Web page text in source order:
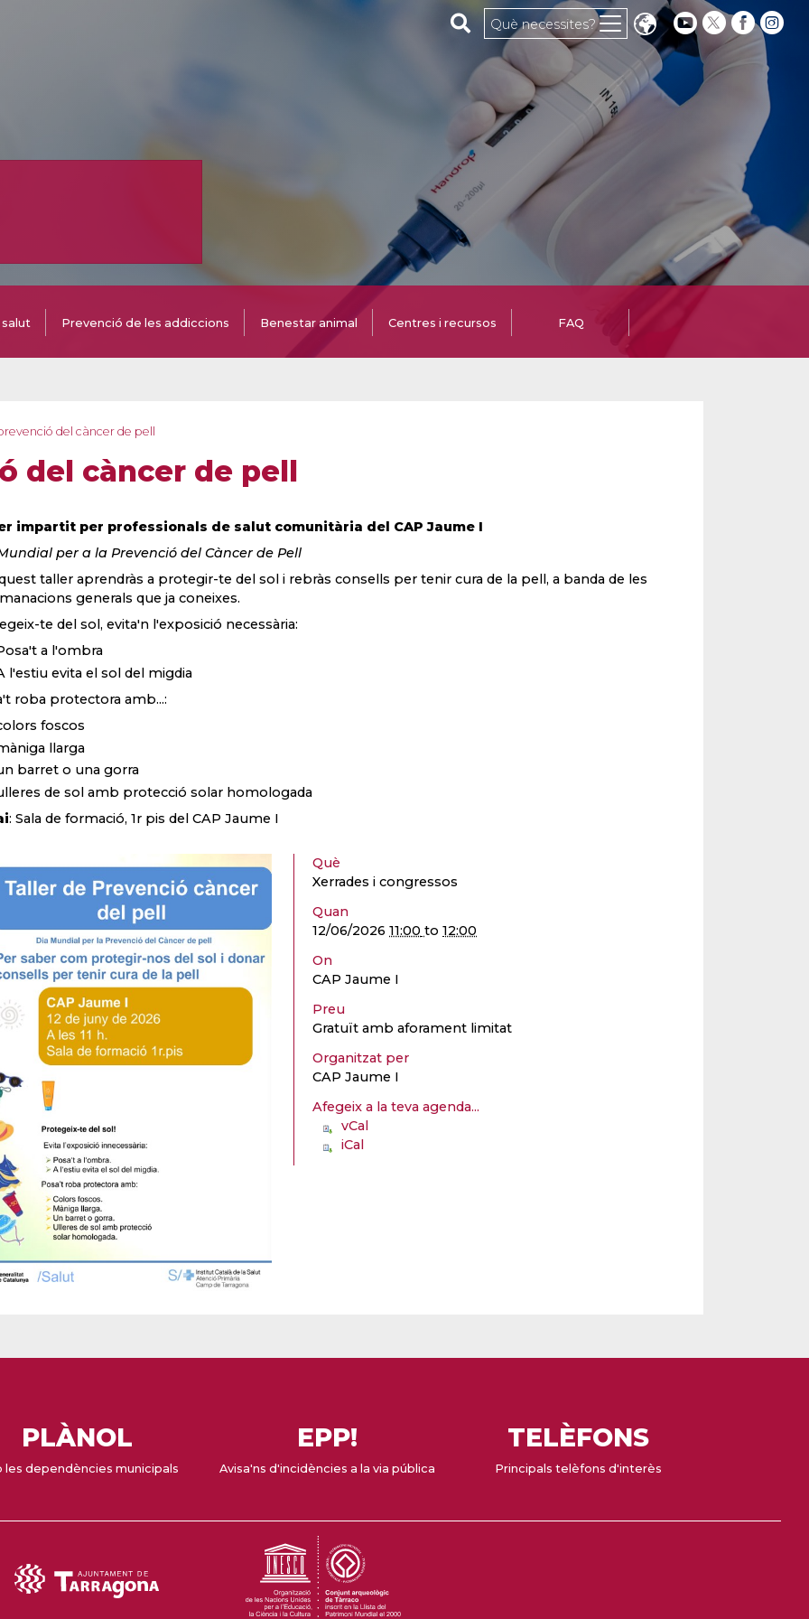
Cerca al web
Què necessites?
Prevenció de les addiccions Benestar animal Centres i recursos FAQ
del càncer de pell
del càncer de pell
impartit per professionals de salut comunitària del CAP Jaume I
per a la Prevenció del Càncer de Pell
taller aprendràs a protegir-te del sol i rebràs consells per tenir cura de la pell, a banda de les
generals que ja coneixes.
te del sol, evita'n l'exposició necessària:
a l'ombra
l'estiu evita el sol del migdia
roba protectora amb...:
foscos
llarga
barret o una gorra
de sol amb protecció solar homologada
: Sala de formació, 1r pis del CAP Jaume I
Què
Xerrades i congressos
Quan
12/06/202611:00 to12:00
On
CAP Jaume I
Preu
Gratuït amb aforament limitat
Organitzat per
CAP Jaume I
Afegeix a la teva agenda...
vCal
iCal
PLÀNOL
les dependències municipals
EPP!
Avisa'ns d'incidències a la via pública
TELÈFONS
Principals telèfons d'interès